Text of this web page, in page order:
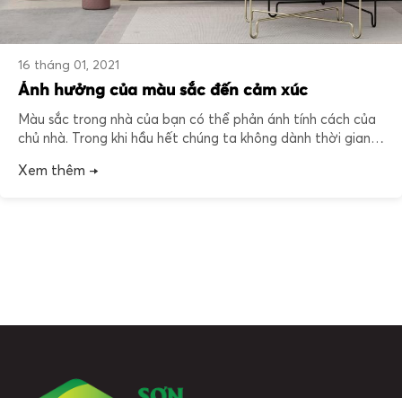
16 tháng 01, 2021
Ảnh hưởng của màu sắc đến cảm xúc
Màu sắc trong nhà của bạn có thể phản ánh tính cách của
chủ nhà. Trong khi hầu hết chúng ta không dành thời gian
cuộc sống hằng ngày bằng cách này hay cách khác. Màu
Xem thêm →